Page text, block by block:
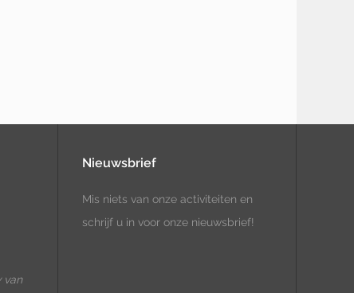
van
Nieuwsbrief
Mis niets van onze activiteiten en
schrijf u in voor onze nieuwsbrief!